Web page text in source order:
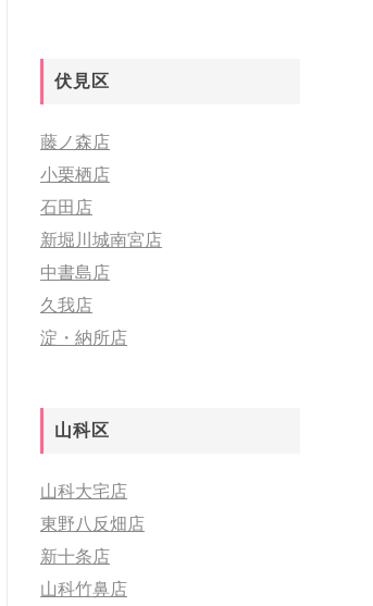
伏見区
藤ノ森店
小栗栖店
石田店
新堀川城南宮店
中書島店
久我店
淀・納所店
山科区
山科大宅店
東野八反畑店
新十条店
山科竹鼻店